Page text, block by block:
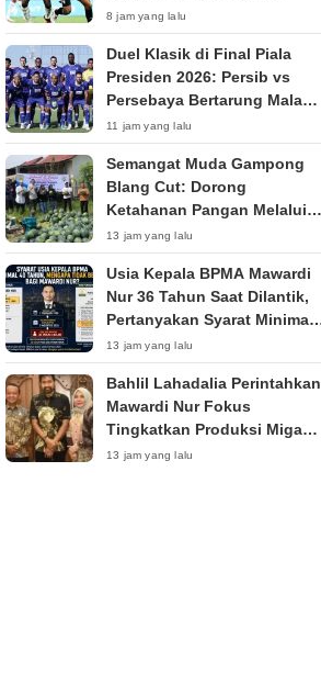
Bersiap Hadapi AC Milan di
Jakarta
8 jam yang lalu
Duel Klasik di Final Piala
Presiden 2026: Persib vs
Persebaya Bertarung Malam
Ini di Bali
11 jam yang lalu
Semangat Muda Gampong
Blang Cut: Dorong
Ketahanan Pangan Melalui
Budidaya Semangka dan
Cabai
13 jam yang lalu
Usia Kepala BPMA Mawardi
Nur 36 Tahun Saat Dilantik,
Pertanyakan Syarat Minimal
40 Tahun
13 jam yang lalu
Bahlil Lahadalia Perintahkan
Mawardi Nur Fokus
Tingkatkan Produksi Migas
Aceh di Tengah Sorotan
13 jam yang lalu